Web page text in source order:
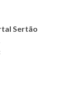
Sertão